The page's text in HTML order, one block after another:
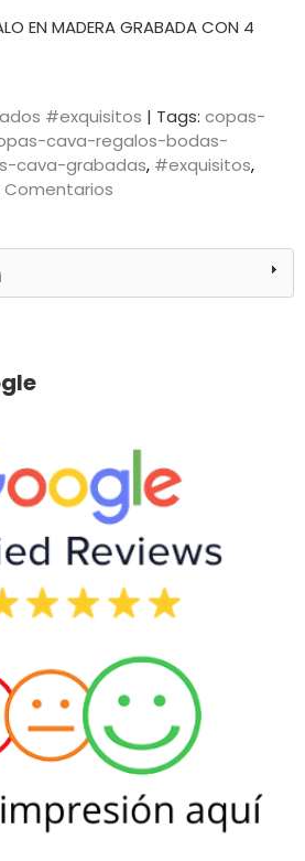
EN MADERA GRABADA CON 4
#exquisitos | Tags: copas-
cava-regalos-bodas-
cava-grabadas #exquisitos
Comentarios